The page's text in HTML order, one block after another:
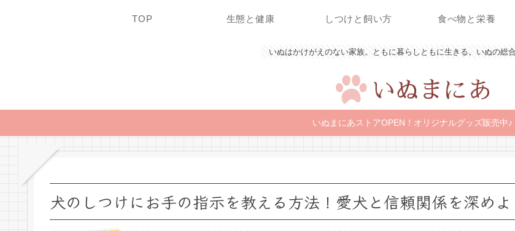
いぬはかけがえのない家族。ともに暮らしともに生きる。いぬの総
TOP 生態と健康 しつけと飼い方 食べ物と栄養
いぬまにあストアOPEN！オリジナルグッズ販売中♪
犬のしつけにお手の指示を教える方法！愛犬と信頼関係を深めよ